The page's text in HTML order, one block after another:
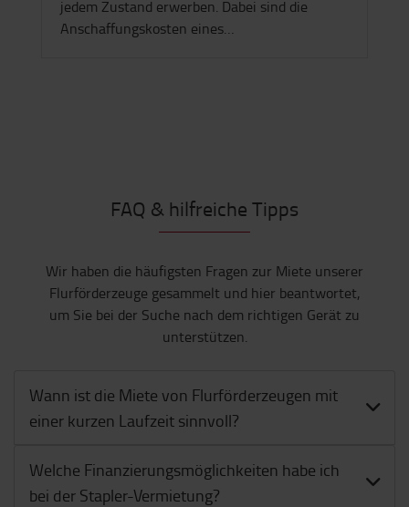
jedem Zustand erwerben. Dabei sind die
Anschaffungskosten eines…
FAQ & hilfreiche Tipps
Wir haben die häufigsten Fragen zur Miete unserer
Flurförderzeuge gesammelt und hier beantwortet,
um Sie bei der Suche nach dem richtigen Gerät zu
unterstützen.
Wann ist die Miete von Flurförderzeugen mit
einer kurzen Laufzeit sinnvoll?
Welche Finanzierungsmöglichkeiten habe ich
bei der Stapler-Vermietung?